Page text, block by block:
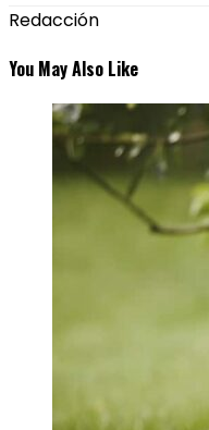
Redacción
You May Also Like